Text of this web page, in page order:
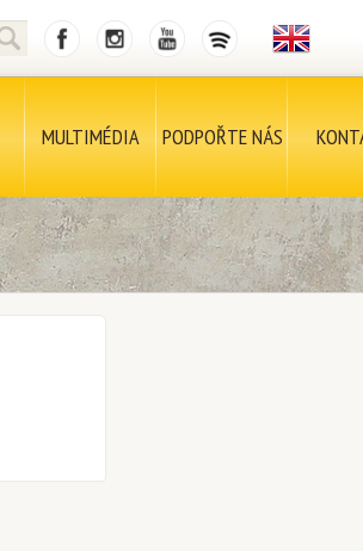
MULTIMÉDIA PODPOŘTE NÁS